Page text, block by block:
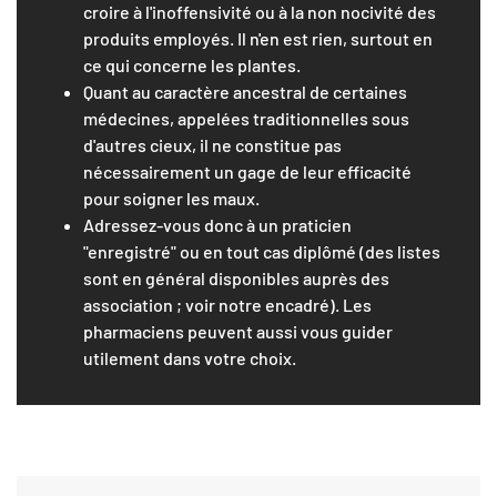
croire à l'inoffensivité ou à la non nocivité des
produits employés. Il n'en est rien, surtout en
ce qui concerne les plantes.
Quant au caractère ancestral de certaines
médecines, appelées traditionnelles sous
d'autres cieux, il ne constitue pas
nécessairement un gage de leur efficacité
pour soigner les maux.
Adressez-vous donc à un praticien
"enregistré" ou en tout cas diplômé (des listes
sont en général disponibles auprès des
association ; voir notre encadré). Les
pharmaciens peuvent aussi vous guider
utilement dans votre choix.